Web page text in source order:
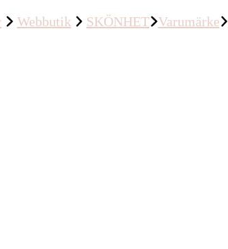
Webbutik SKÖNHET Varumärke